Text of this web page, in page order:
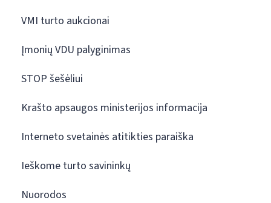
VMI turto aukcionai
Įmonių VDU palyginimas
STOP šešėliui
Krašto apsaugos ministerijos informacija
Interneto svetainės atitikties paraiška
Ieškome turto savininkų
Nuorodos